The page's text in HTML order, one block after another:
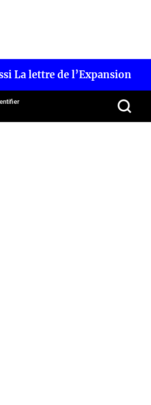
La lettre de l’Expansion